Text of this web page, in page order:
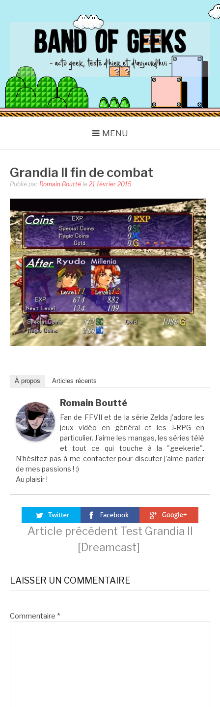
BAND OF GEEKS
Actu Geek d'hier et d'aujourd'hui
MENU
Grandia II fin de combat
Publié par Romain Boutté le 21 février 2015
À propos Articles récents
Romain Boutté
Fan de FFVII et de la série Zelda j'adore les
jeux vidéo en général et les J-RPG en
particulier. J'aime les mangas, les séries télé
et tout ce qui touche à la "geekerie".
N'hésitez pas à me contacter pour discuter j'aime parler
de mes passions ! :)
Au plaisir !
Lire
la
suite
Article précédent Test Grandia II
[Dreamcast]
LAISSER UN COMMENTAIRE
Commentaire *